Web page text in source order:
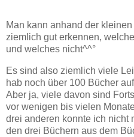
Man kann anhand der
ziemlich gut erkennen,
und welches nicht^^°
Es sind also ziemlich viele
hab noch über 100 Bücher
Aber ja, viele davon sind
vor wenigen bis vielen
drei anderen konnte ich nicht
den drei Büchern aus dem